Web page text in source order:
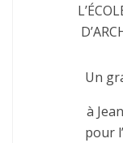
Un
à
pour